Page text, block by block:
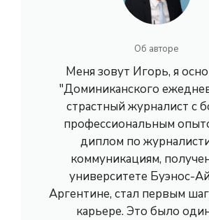
Об авторе
Меня зовут Игорь, я
"Доминиканского
страстный журналист с
профессиональным
диплом по
коммуникациям,
университете Буэнос-
Аргентине, стал первым
карьере. Это было